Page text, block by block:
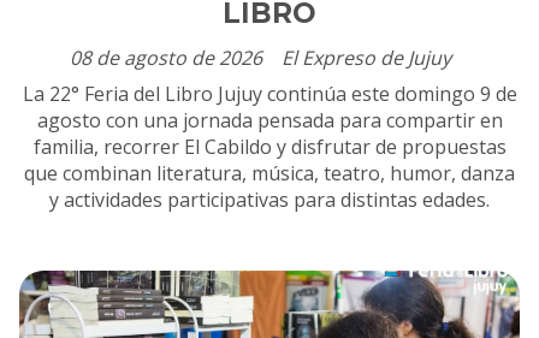
LIBRO
El Expreso de Jujuy
08 de agosto de 2026
La 22° Feria del Libro Jujuy continúa este domingo 9 de
agosto con una jornada pensada para compartir en
familia, recorrer El Cabildo y disfrutar de propuestas
que combinan literatura, música, teatro, humor, danza
y actividades participativas para distintas edades.